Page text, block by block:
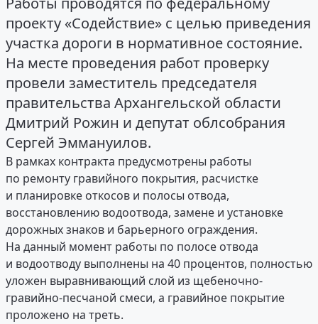
проекту «Содействие» с целью приведения
участка дороги в нормативное состояние.
На месте проведения работ проверку
провели заместитель председателя
правительства Архангельской области
Дмитрий Рожин и депутат облсобрания
Сергей Эммануилов.
В рамках контракта предусмотрены работы
по ремонту гравийного покрытия, расчистке
и планировке откосов и полосы отвода,
восстановлению водоотвода, замене и установке
дорожных знаков и барьерного ограждения.
На данный момент работы по полосе отвода
и водоотводу выполнены на 40 процентов, полностью
уложен выравнивающий слой из щебеночно-
гравийно-песчаной смеси, а гравийное покрытие
проложено на треть.